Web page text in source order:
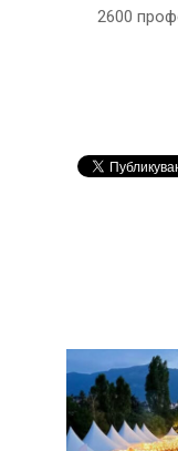
2600